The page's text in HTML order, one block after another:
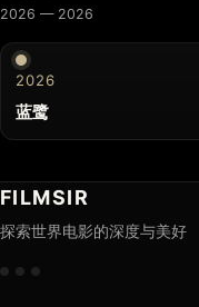
2026 — 2026
2026
蓝鹭
FILMSIR
探索世界电影的深度与美好